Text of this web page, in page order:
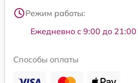
Режим работы:
Ежедневно с 9:00 до 21:00
Способы оплаты